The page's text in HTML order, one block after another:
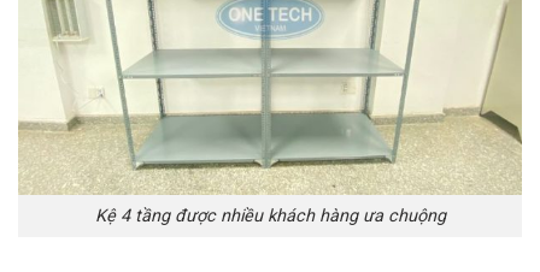
Kệ 4 tầng được nhiều khách hàng ưa chuộng